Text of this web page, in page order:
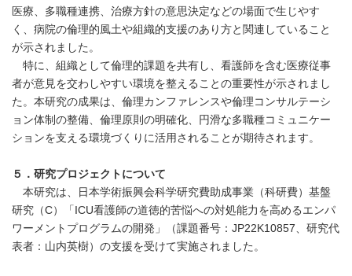
医療、多職種連携、治療方針の意思決定などの場面で生じやす
く、病院の倫理的風土や組織的支援のあり方と関連していること
が示されました。
特に、組織として倫理的課題を共有し、看護師を含む医療従事
者が意見を交わしやすい環境を整えることの重要性が示されまし
た。本研究の成果は、倫理カンファレンスや倫理コンサルテーシ
ョン体制の整備、倫理原則の明確化、円滑な多職種コミュニケー
ションを支える環境づくりに活用されることが期待されます。
５．研究プロジェクトについて
本研究は、日本学術振興会科学研究費助成事業（科研費）基盤
研究（C）「ICU看護師の道徳的苦悩への対処能力を高めるエンパ
ワーメントプログラムの開発」（課題番号：JP22K10857、研究代
表者：山内英樹）の支援を受けて実施されました。